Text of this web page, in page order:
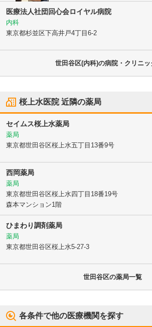
医療法人社団回心会ロイヤル病院
内科
東京都杉並区下高井戸4丁目6-2
世田谷区(内科)の病院・クリニッ
桜上水医院近隣の薬局
セイムス桜上水薬局
薬局
東京都世田谷区桜上水五丁目13番9号
西岡薬局
薬局
東京都世田谷区桜上水四丁目18番19号
森本マンション1階
ひまわり調剤薬局
薬局
東京都世田谷区桜上水5-27-3
世田谷区の薬局一覧
各条件で他の医療機関を探す